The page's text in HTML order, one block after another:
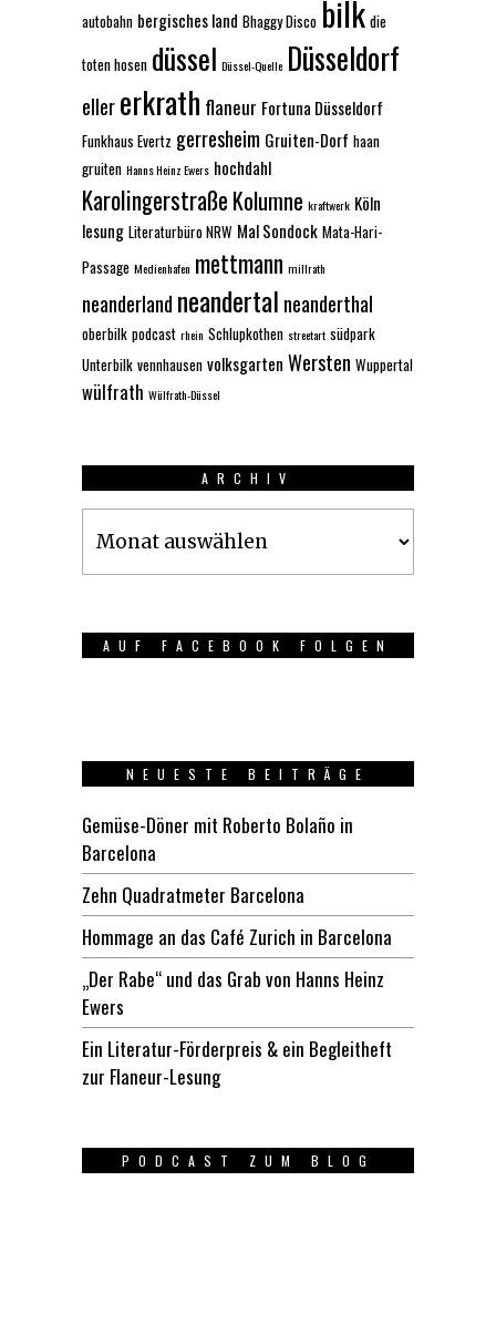
autobahn bergisches land Bhaggy Disco bilk die
toten hosen düssel Düssel-Quelle Düsseldorf
ellererkrath flaneur Fortuna Düsseldorf
Funkhaus Evertz gerresheim Gruiten-Dorf haan
gruiten Hanns Heinz Ewers hochdahl
Karolingerstraße Kolumne kraftwerk Köln
lesung Literaturbüro NRW Mal Sondock Mata-Hari-
Passage Medienhafen mettmann millrath
neanderland neandertal neanderthal
oberbilk podcast rhein Schlupkothen streetart südpark
Unterbilk vennhausen volksgarten Wersten Wuppertal
wülfrath Wülfrath-Düssel
ARCHIV
AUF FACEBOOK FOLGEN
NEUESTE BEITRÄGE
Gemüse-Döner mit Roberto Bolaño in
Barcelona
Zehn Quadratmeter Barcelona
Hommage an das Café Zurich in Barcelona
„Der Rabe“ und das Grab von Hanns Heinz
Ewers
Ein Literatur-Förderpreis & ein Begleitheft
zur Flaneur-Lesung
PODCAST ZUM BLOG